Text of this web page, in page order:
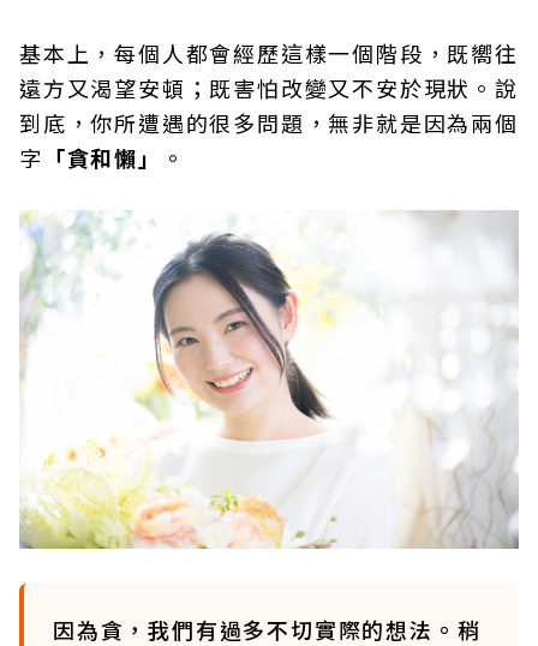
基本上，每個人都會經歷這樣一個階段，既嚮往
遠方又渴望安頓；既害怕改變又不安於現狀。說
到底，你所遭遇的很多問題，無非就是因為兩個
字 「貪和懶」 。
因為貪，我們有過多不切實際的想法。稍